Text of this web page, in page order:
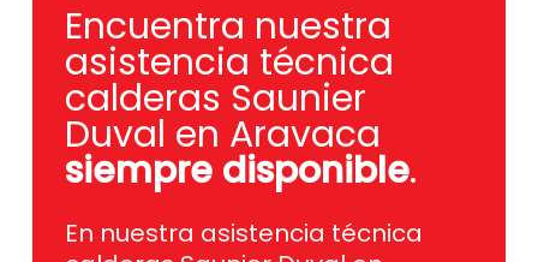
Encuentra nuestra
asistencia técnica
calderas Saunier
Duval en Aravaca
siempre disponible.
En nuestra asistencia técnica